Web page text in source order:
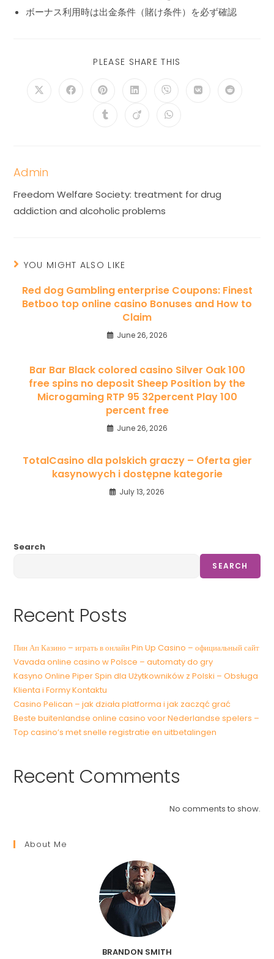
ボーナス利用時は出金条件（賭け条件）を必ず確認
PLEASE SHARE THIS
Admin
Freedom Welfare Society: treatment for drug
addiction and alcoholic problems
YOU MIGHT ALSO LIKE
Red dog Gambling enterprise Coupons: Finest
Betboo top online casino Bonuses and How to
Claim
June 26, 2026
Bar Bar Black colored casino Silver Oak 100
free spins no deposit Sheep Position by the
Microgaming RTP 95 32percent Play 100
percent free
June 26, 2026
TotalCasino dla polskich graczy – Oferta gier
kasynowych i dostępne kategorie
July 13, 2026
Search
SEARCH
Recent Posts
Пин Ап Казино – играть в онлайн Pin Up Casino – официальный сайт
Vavada online casino w Polsce – automaty do gry
Kasyno Online Piper Spin dla Użytkowników z Polski – Obsługa
Klienta i Formy Kontaktu
Casino Pelican – jak działa platforma i jak zacząć grać
Beste buitenlandse online casino voor Nederlandse spelers –
Top casino’s met snelle registratie en uitbetalingen
Recent Comments
No comments to show.
About Me
BRANDON SMITH